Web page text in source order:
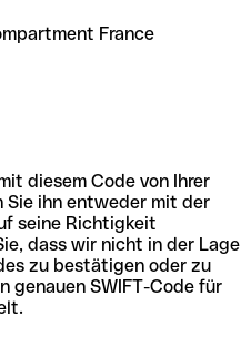
France
diesem Code von Ihrer
Sie ihn entweder mit der
seine Richtigkeit
dass wir nicht in der Lage
zu bestätigen oder zu
genauen SWIFT-Code für